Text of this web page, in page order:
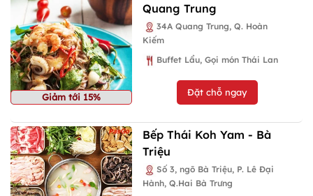
Giảm tới 15%
Quang Trung
34A Quang Trung, Q. Hoàn
Kiếm
Buffet Lẩu, Gọi món Thái Lan
Đặt chỗ ngay
Bếp Thái Koh Yam - Bà
Triệu
Số 3, ngõ Bà Triệu, P. Lê Đại
Hành, Q.Hai Bà Trưng